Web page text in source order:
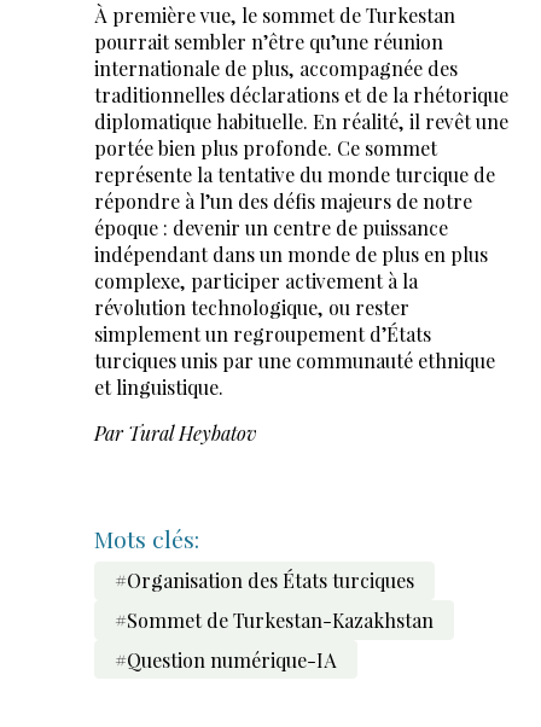
À première vue, le sommet de Turkestan
pourrait sembler n’être qu’une réunion
internationale de plus, accompagnée des
traditionnelles déclarations et de la rhétorique
diplomatique habituelle. En réalité, il revêt une
portée bien plus profonde. Ce sommet
représente la tentative du monde turcique de
répondre à l’un des défis majeurs de notre
époque : devenir un centre de puissance
indépendant dans un monde de plus en plus
complexe, participer activement à la
révolution technologique, ou rester
simplement un regroupement d’États
turciques unis par une communauté ethnique
et linguistique.
Par Tural Heybatov
Mots clés:
#Organisation des États turciques
#Sommet de Turkestan-Kazakhstan
#Question numérique-IA